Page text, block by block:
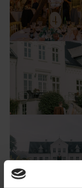
Show larger version